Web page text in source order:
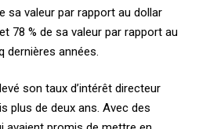
sa valeur par rapport au dollar
78 % de sa valeur par rapport au
dernières années.
son taux d’intérêt directeur
plus de deux ans. Avec des